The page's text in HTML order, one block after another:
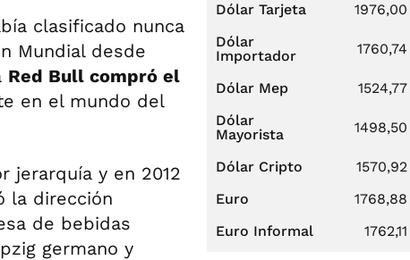
clasificado nunca
Mundial desde
Red Bull compró el
en el mundo del
jerarquía y en 2012
la dirección
de bebidas
germano y
Dólar Tarjeta
1976,00
Dólar
Importador
1760,74
Dólar Mep 1524,77
Dólar
Mayorista
1498,50
Dólar Cripto 1570,92
Euro
1768,88
Euro Informal
1762,11